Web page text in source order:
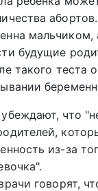
мальчиком,
будущие
такого теста
что
из-за
говорят,